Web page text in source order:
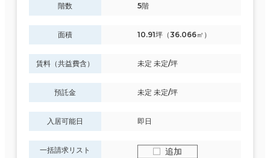
階数 5階
面積 10.91坪（36.066㎡）
賃料（共益費含） 未定 未定/坪
預託金 未定 未定/坪
入居可能日 即日
一括請求リスト 追加